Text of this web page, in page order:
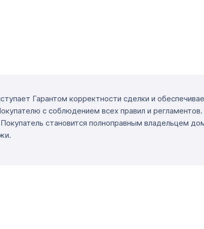
Гарантом корректности сделки и
с соблюдением всех правил и
становится полноправным владельцем